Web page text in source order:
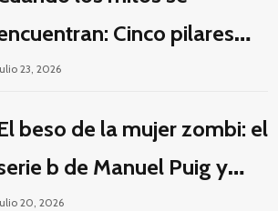
Cinco pilares
para una fantasía
23, 2026
beso de la mujer zombi: el
b de Manuel Puig y
Tourneur
20, 2026